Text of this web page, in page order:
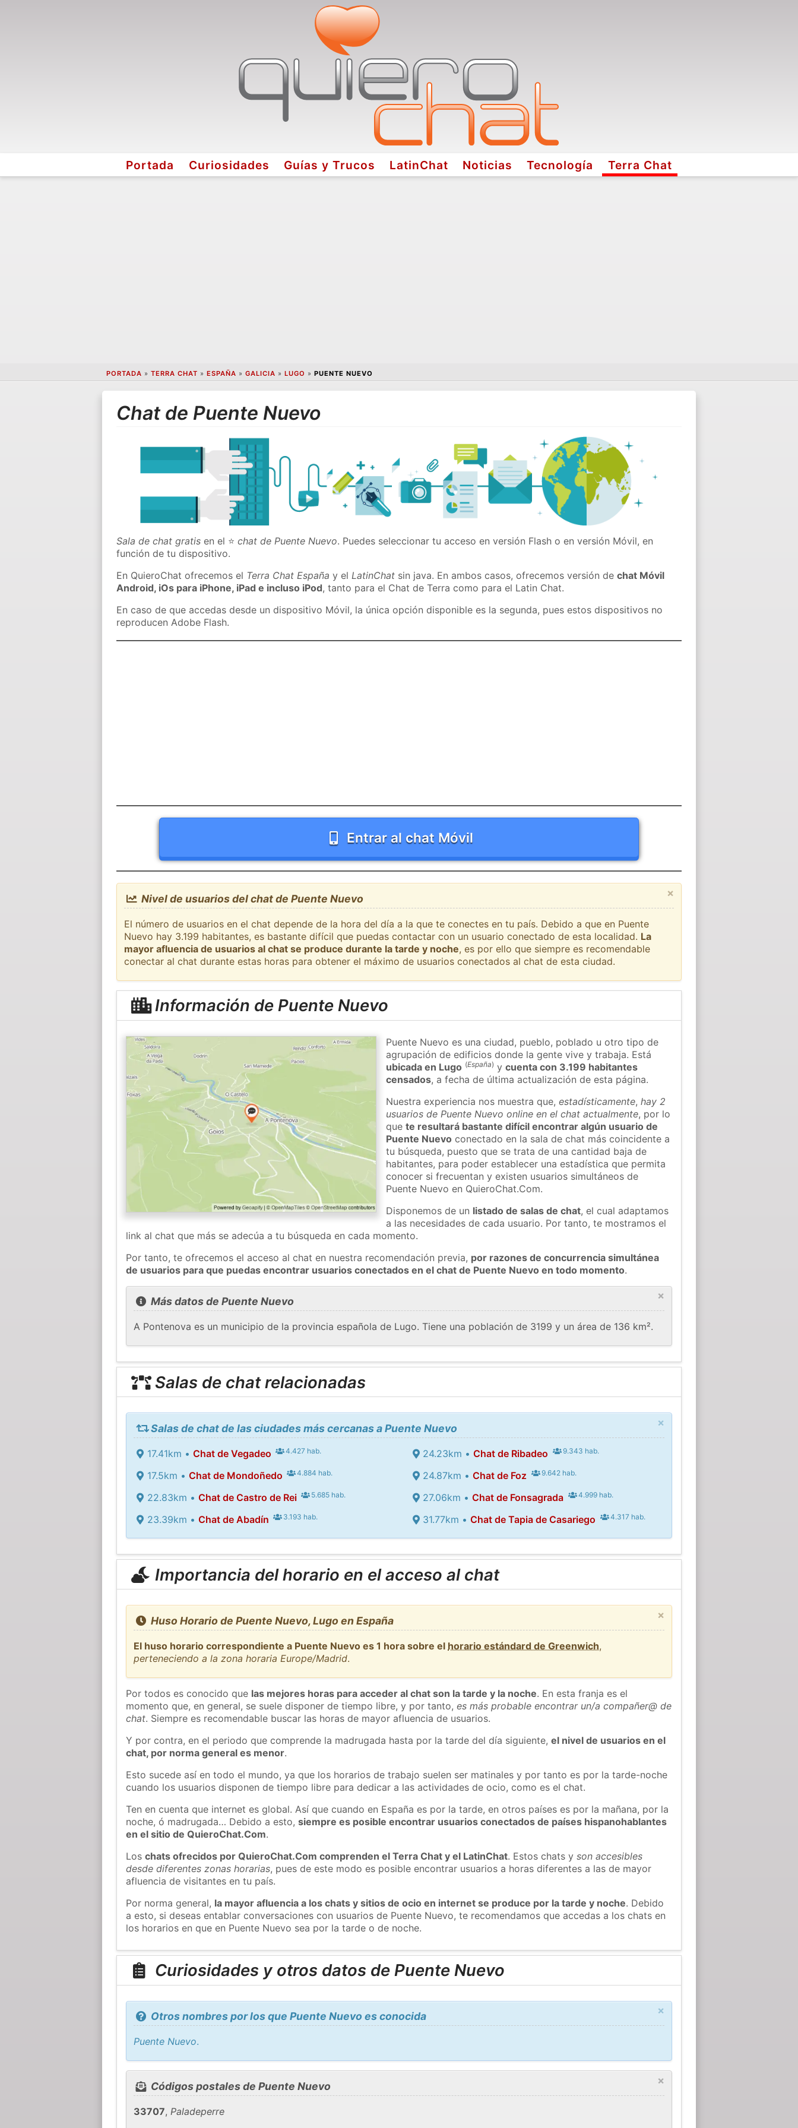
Portada Curiosidades Guías y Trucos LatinChat Noticias Tecnología Terra Chat
PORTADA » TERRA CHAT » ESPAÑA » GALICIA » LUGO » PUENTE NUEVO
Chat de Puente Nuevo
Sala de chat gratis en el ⭐chat de Puente Nuevo. Puedes seleccionar tu acceso en versión Flash o en versión Móvil, en
función de tu dispositivo.
En QuieroChat ofrecemos el Terra Chat España y elLatinChat sin java. En ambos casos, ofrecemos versión dechat Móvil
Android, iOs para iPhone, iPad e incluso iPod, tanto para el Chat de Terra como para el Latin Chat.
En caso de que accedas desde un dispositivo Móvil, la única opción disponible es la segunda, pues estos dispositivos no
reproducen Adobe Flash.
Entrar al chat Móvil
×
Nivel de usuarios del chat de Puente Nuevo
El número de usuarios en el chat depende de la hora del día a la que te conectes en tu país. Debido a que en Puente
Nuevo hay 3.199 habitantes, es bastante difícil que puedas contactar con un usuario conectado de esta localidad. La
mayor afluencia de usuarios al chat se produce durante la tarde y noche, es por ello que siempre es recomendable
conectar al chat durante estas horas para obtener el máximo de usuarios conectados al chat de esta ciudad.
Información de Puente Nuevo
Puente Nuevo es una ciudad, pueblo, poblado u otro tipo de
agrupación de edificios donde la gente vive y trabaja. Está
ubicada en Lugo (España) ycuenta con 3.199 habitantes
censados, a fecha de última actualización de esta página.
Nuestra experiencia nos muestra que,estadísticamente,hay 2
usuarios de Puente Nuevo online en el chat actualmente, por lo
quete resultará bastante difícil encontrar algún usuario de
Puente Nuevo conectado en la sala de chat más coincidente a
tu búsqueda, puesto que se trata de una cantidad baja de
habitantes, para poder establecer una estadística que permita
conocer si frecuentan y existen usuarios simultáneos de
Puente Nuevo en QuieroChat.Com.
Disponemos de un listado de salas de chat, el cual adaptamos
a las necesidades de cada usuario. Por tanto, te mostramos el
link al chat que más se adecúa a tu búsqueda en cada momento.
Por tanto, te ofrecemos el acceso al chat en nuestra recomendación previa, por razones de concurrencia simultánea
de usuarios para que puedas encontrar usuarios conectados en el chat de Puente Nuevo en todo momento.
×
Más datos de Puente Nuevo
A Pontenova es un municipio de la provincia española de Lugo. Tiene una población de 3199 y un área de 136 km².
Salas de chat relacionadas
×
Salas de chat de las ciudades más cercanas a Puente Nuevo
17.41km • Chat de Vegadeo 4.427 hab.
17.5km • Chat de Mondoñedo 4.884 hab.
22.83km • Chat de Castro de Rei 5.685 hab.
23.39km • Chat de Abadín 3.193 hab.
24.23km •Chat de Ribadeo 9.343 hab.
24.87km •Chat de Foz 9.642 hab.
27.06km •Chat de Fonsagrada 4.999 hab.
31.77km •Chat de Tapia de Casariego 4.317 hab.
Importancia del horario en el acceso al chat
×
Huso Horario de Puente Nuevo, Lugo en España
El huso horario correspondiente a Puente Nuevo es 1 hora sobre el horario estándard de Greenwich,
perteneciendo a la zona horaria Europe/Madrid.
Por todos es conocido que las mejores horas para acceder al chat son la tarde y la noche. En esta franja es el
momento que, en general, se suele disponer de tiempo libre, y por tanto,es más probable encontrar un/a compañer@ de
chat. Siempre es recomendable buscar las horas de mayor afluencia de usuarios.
Y por contra, en el periodo que comprende la madrugada hasta por la tarde del día siguiente,el nivel de usuarios en el
chat, por norma general es menor.
Esto sucede así en todo el mundo, ya que los horarios de trabajo suelen ser matinales y por tanto es por la tarde-noche
cuando los usuarios disponen de tiempo libre para dedicar a las actividades de ocio, como es el chat.
Ten en cuenta que internet es global. Así que cuando en España es por la tarde, en otros países es por la mañana, por la
noche, ó madrugada… Debido a esto,siempre es posible encontrar usuarios conectados de países hispanohablantes
en el sitio de QuieroChat.Com.
Loschats ofrecidos por QuieroChat.Com comprenden el Terra Chat y el LatinChat. Estos chats yson accesibles
desde diferentes zonas horarias, pues de este modo es posible encontrar usuarios a horas diferentes a las de mayor
afluencia de visitantes en tu país.
Por norma general, la mayor afluencia a los chats y sitios de ocio en internet se produce por la tarde y noche. Debido
a esto, si deseas entablar conversaciones con usuarios de Puente Nuevo, te recomendamos que accedas a los chats en
los horarios en que en Puente Nuevo sea por la tarde o de noche.
Curiosidades y otros datos de Puente Nuevo
×
Otros nombres por los que Puente Nuevo es conocida
Puente Nuevo.
×
Códigos postales de Puente Nuevo
33707, Paladeperre